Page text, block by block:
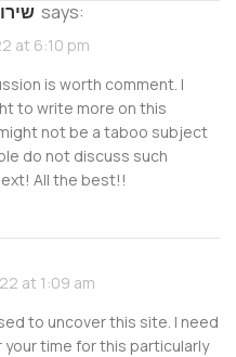
says:
at 6:10 pm
is worth comment. I
to write more on this
not be a taboo subject
do not discuss such
All the best!!
at 1:09 am
to uncover this site. I need
time for this particularly